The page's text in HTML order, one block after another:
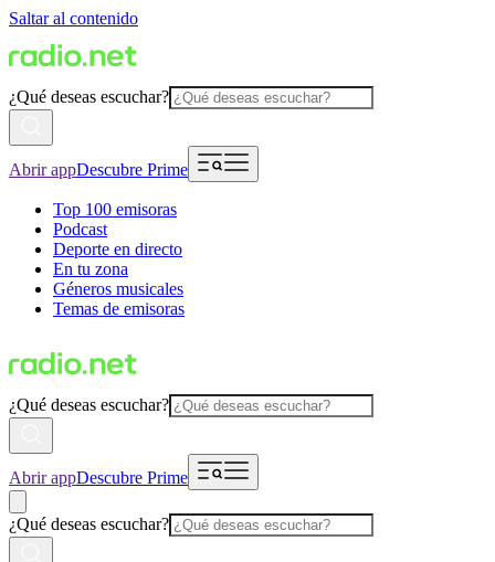
Saltar al contenido
¿Qué deseas escuchar?
Abrir appDescubre Prime
Top 100 emisoras
Podcast
Deporte en directo
En tu zona
Géneros musicales
Temas de emisoras
¿Qué deseas escuchar?
Abrir appDescubre Prime
¿Qué deseas escuchar?